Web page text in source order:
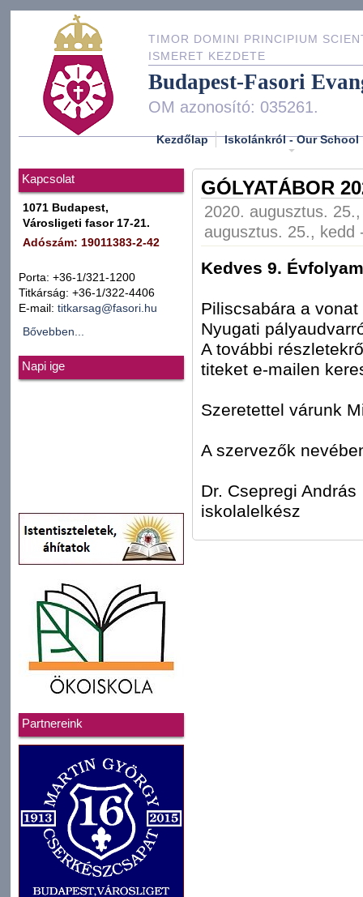
TIMOR DOMINI PRINCIPIUM
ISMERET KEZDETE
Budapest-Fasori
OM azonosító: 035261.
Kezdőlap Iskolánkról - Our School
Kapcsolat
1071 Budapest,
Városligeti fasor 17-21.
Adószám: 19011383-2-42
Porta: +36-1/321-1200
Titkárság: +36-1/322-4406
E-mail: titkarsag@fasori.hu
Bővebben...
Napi ige
Partnereink
GÓLYATÁBOR
2020. augusztus.
augusztus. 25., kedd
Kedves 9.
Piliscsabára a vonat
Nyugati
A további
titeket e-mailen
Szeretettel várunk
A szervezők
Dr. Csepregi András
iskolalelkész